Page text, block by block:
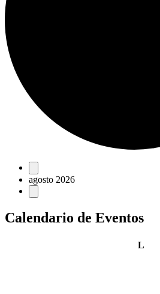
Eventos
agosto 2026
Calendario de Eventos
Llunes